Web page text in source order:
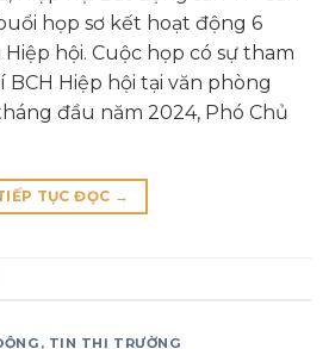
họp sơ kết hoạt động 6
hội. Cuộc họp có sự tham
Hiệp hội tại văn phòng
đầu năm 2024, Phó Chủ
TỤC ĐỌC →
, TIN THỊ TRƯỜNG